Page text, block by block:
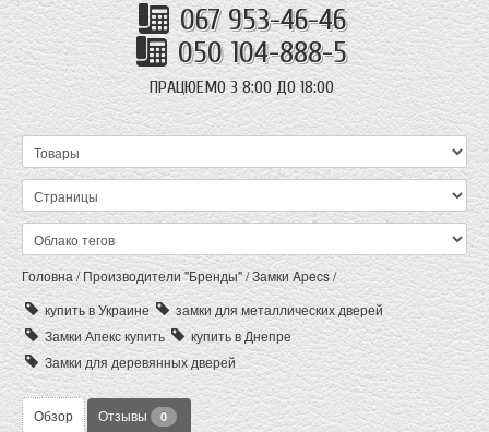
067 953-46-46
050 104-888-5
ПРАЦЮЕМО З 8:00 ДО 18:00
Головна/Производители "Бренды"/Замки Apecs/
купить в Украине
замки для металлических дверей
Замки Апекс купить
купить в Днепре
Замки для деревянных дверей
Обзор Отзывы 0